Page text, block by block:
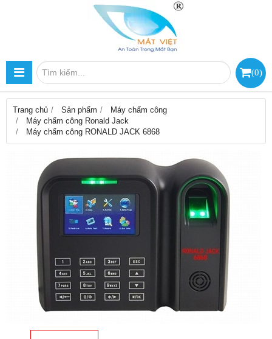
(0)
Trang chủ Sản phẩm
Máy chấm công
Máy chấm công Ronald Jack
Máy chấm công RONALD JACK 6868